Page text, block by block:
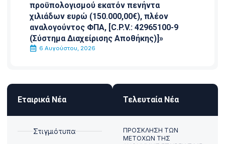
προϋπολογισμού εκατόν πενήντα
χιλιάδων ευρώ (150.000,00€), πλέον
αναλογούντος ΦΠΑ, [C.P.V.: 42965100-9
(Σύστημα Διαχείρισης Αποθήκης)]»
6 Αυγούστου, 2026
Εταιρικά Νέα
Στιγμιότυπα
Τελευταία Νέα
ΠΡΟΣΚΛΗΣΗ ΤΩΝ
ΜΕΤΟΧΩΝ ΤΗΣ